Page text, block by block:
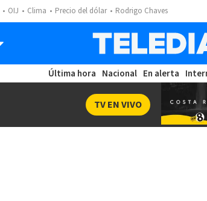
OIJ Clima Precio del dólar Rodrigo Chaves
Última hora Nacional En alerta
TV EN VIVO